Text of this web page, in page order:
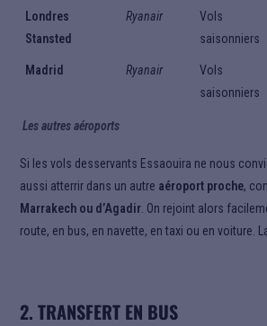
Londres
Stansted
Ryanair
Vols
saisonniers
Madrid Ryanair
Vols
saisonniers
Les autres aéroports
Si les vols desservants Essaouira ne nous
aussi atterrir dans un autre aéroport proche,
Marrakech ou d’Agadir . On rejoint alors
route, en bus, en navette, en taxi ou en voiture.
2. TRANSFERT EN BUS